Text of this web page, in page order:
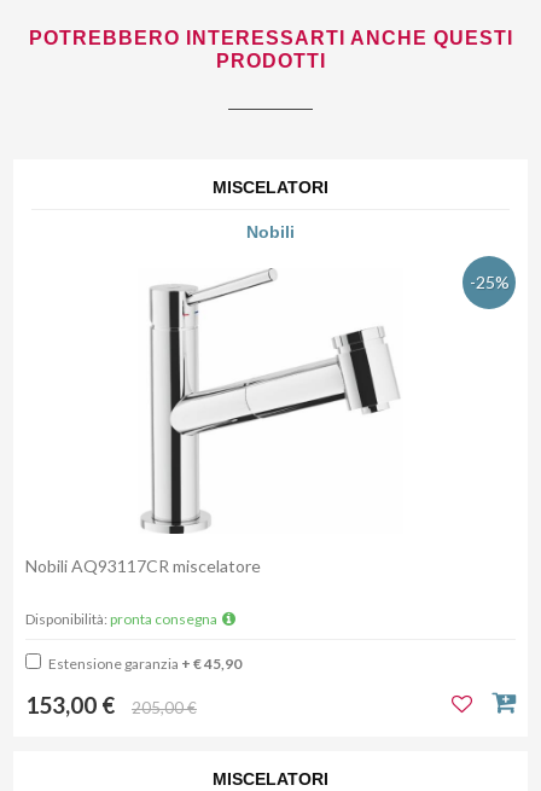
POTREBBERO INTERESSARTI ANCHE QUESTI
PRODOTTI
MISCELATORI
Nobili
-25%
Nobili AQ93117CR miscelatore
Disponibilità: pronta consegna
Estensione garanzia + € 45,90
153,00 € 205,00 €
MISCELATORI